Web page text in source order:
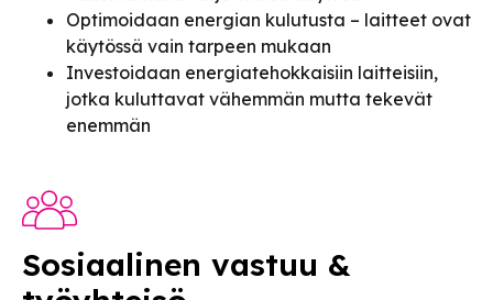
Optimoidaan energian kulutusta – laitteet ovat
käytössä vain tarpeen mukaan
Investoidaan energiatehokkaisiin laitteisiin,
jotka kuluttavat vähemmän mutta tekevät
enemmän
Sosiaalinen vastuu &